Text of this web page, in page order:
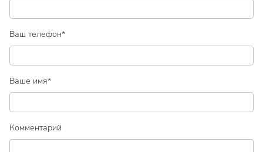
Ваш телефон*
Ваше имя*
Комментарий